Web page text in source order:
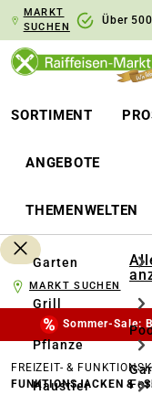
Zur
MARKT
SUCHEN
Über
SORTIMENT
ANGEBOTE
THEMENWELTEN
Garten
Grill
Pflanze
Haustier
MARKT SUCHEN
Sommer-Sale:
FREIZEIT- &
FUNKTIONSJACKEN & -